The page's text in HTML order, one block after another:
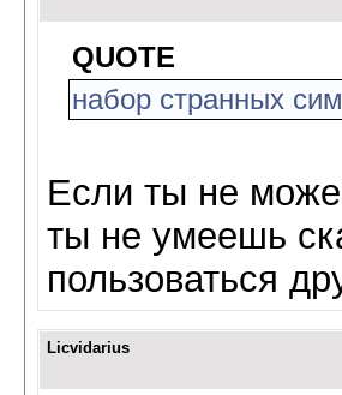
QUOTE
набор странных
Если ты не
ты не умеешь
пользоваться
Licvidarius